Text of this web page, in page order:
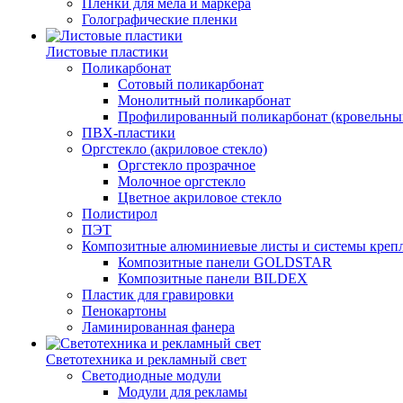
Пленки для мела и маркера
Голографические пленки
Листовые пластики
Поликарбонат
Сотовый поликарбонат
Монолитный поликарбонат
Профилированный поликарбонат
ПВХ-пластики
Оргстекло (акриловое стекло)
Оргстекло прозрачное
Молочное оргстекло
Цветное акриловое стекло
Полистирол
ПЭТ
Композитные алюминиевые листы и системы
Композитные панели GOLDSTAR
Композитные панели BILDEX
Пластик для гравировки
Пенокартоны
Ламинированная фанера
Светотехника и рекламный свет
Светодиодные модули
Модули для рекламы